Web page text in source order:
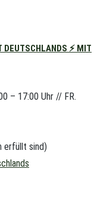
⚡ MIT
– 17:00 Uhr // FR.
erfüllt sind)